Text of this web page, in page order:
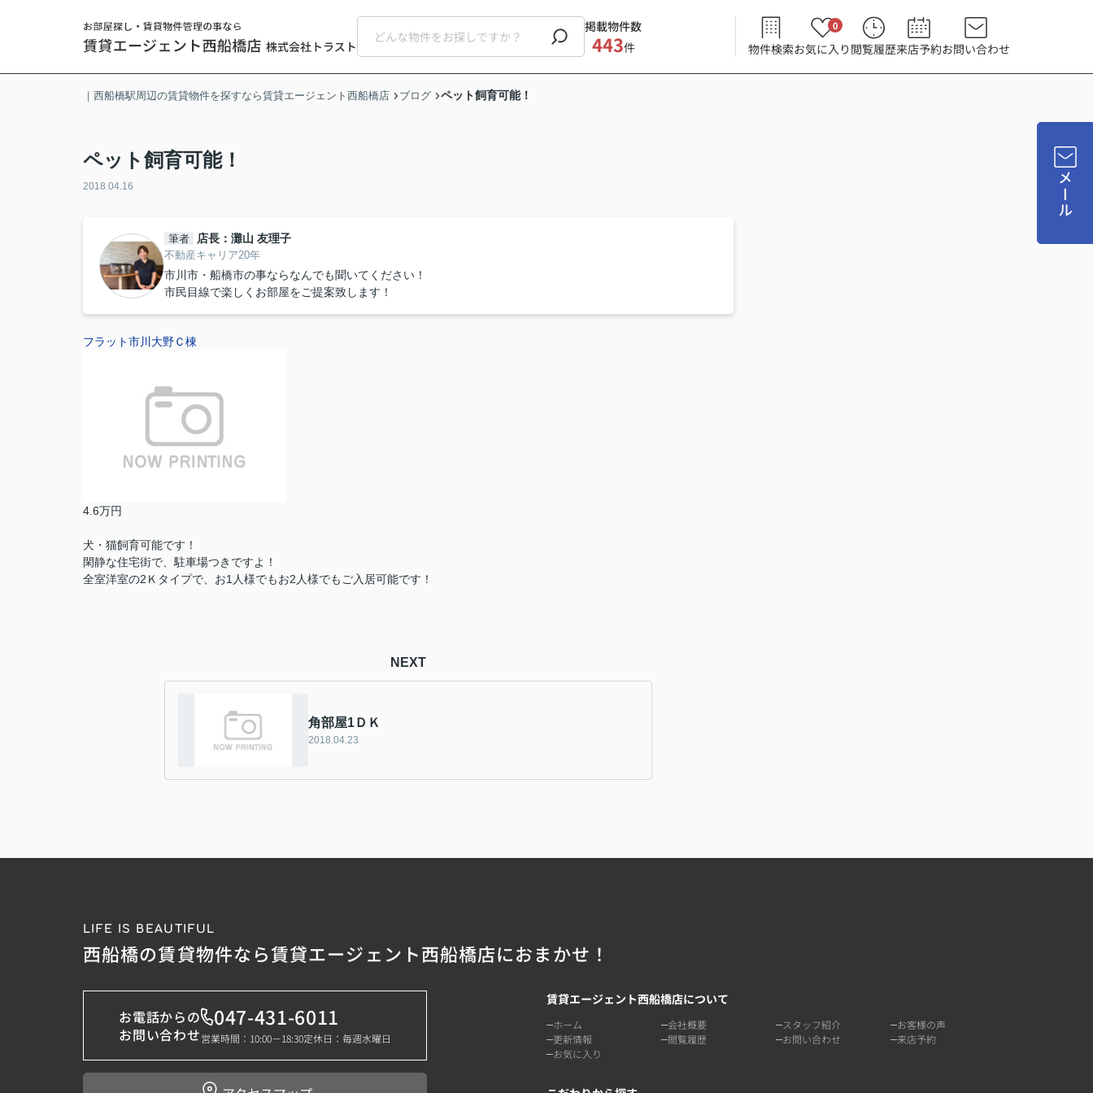
掲載物件数
443件 物件検索お気に入り
0
閲覧履歴来店予約お問い合わせ
メール
｜西船橋駅周辺の賃貸物件を探すなら賃貸エージェント西船橋店 ブログ ペット飼育可能！
ペット飼育可能！
2018.04.16
筆者 店長：灘山 友理子
不動産キャリア20年
市川市・船橋市の事ならなんでも聞いてください！
市民目線で楽しくお部屋をご提案致します！
フラット市川大野Ｃ棟
4.6万円
犬・猫飼育可能です！
閑静な住宅街で、駐車場つきですよ！
全室洋室の2Ｋタイプで、お1人様でもお2人様でもご入居可能です！
NEXT
角部屋1ＤＫ
2018.04.23
LIFE IS BEAUTIFUL
西船橋の賃貸物件なら賃貸エージェント西船橋店におまかせ！
お電話からの
お問い合わせ
047-431-6011
営業時間：10:00－18:30定休日：毎週水曜日
賃貸エージェント西船橋店について
ホーム 会社概要 スタッフ紹介
お客様の声
更新情報
閲覧履歴 お問い合わせ
来店予約
お気に入り